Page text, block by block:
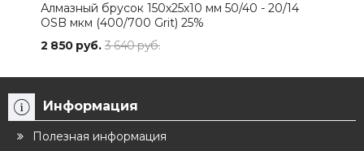
Алмазный брусок 150х25х10 мм 50/40 - 20/14
OSB мкм (400/700 Grit) 25%
2 850 руб. 3 640 руб.
Информация
Полезная информация